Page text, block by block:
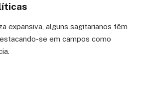
expansiva, alguns sagitarianos têm
se em campos como